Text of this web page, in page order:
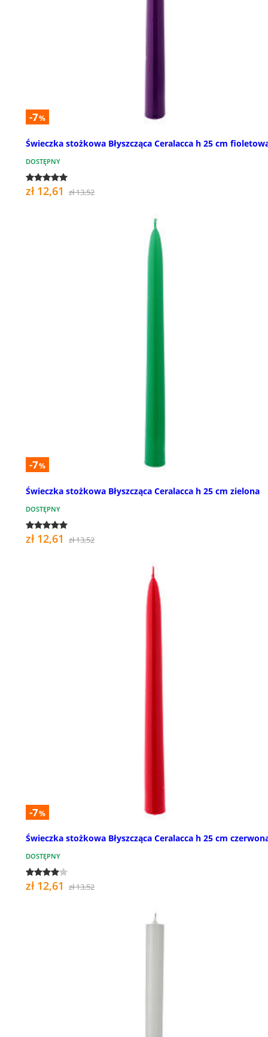
-7%
Świeczka stożkowa Błyszcząca Ceralacca h 25 cm
DOSTĘPNY
zł 12,61 zł 13,52
-7%
Świeczka stożkowa Błyszcząca Ceralacca h 25 cm zielona
DOSTĘPNY
zł 12,61 zł 13,52
-7%
Świeczka stożkowa Błyszcząca Ceralacca h 25 cm
DOSTĘPNY
zł 12,61 zł 13,52